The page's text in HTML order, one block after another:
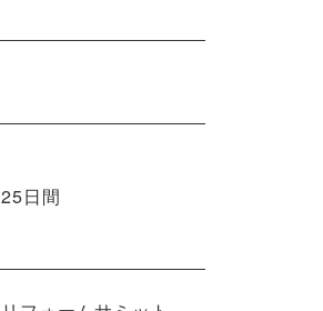
25日間